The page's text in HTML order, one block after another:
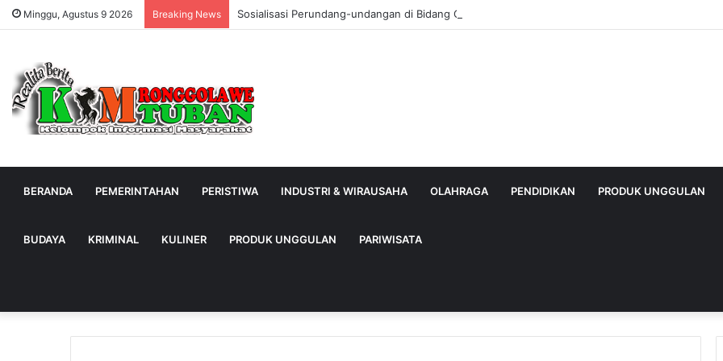
Minggu, Agustus 9 2026 Breaking News Sosialisasi Perundang-undangan di Bidang Cukai Perkuat Komitmen Berantas Rokok Ilegal di
BERANDA PEMERINTAHAN PERISTIWA INDUSTRI & WIRAUSAHA OLAHRAGA PENDIDIKAN PRODUK UNGGULAN
BUDAYA KRIMINAL KULINER PRODUK UNGGULAN PARIWISATA